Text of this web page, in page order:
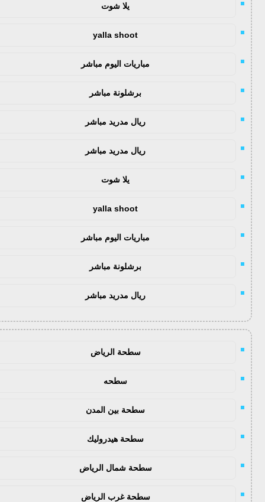
يلا شوت
yalla shoot
مباريات اليوم مباشر
برشلونة مباشر
ريال مدريد مباشر
ريال مدريد مباشر
يلا شوت
yalla shoot
مباريات اليوم مباشر
برشلونة مباشر
ريال مدريد مباشر
سطحة الرياض
سطحه
سطحة بين المدن
سطحة هيدروليك
سطحة شمال الرياض
سطحة غرب الرياض